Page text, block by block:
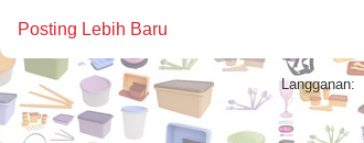
Posting Lebih Baru
Langganan: